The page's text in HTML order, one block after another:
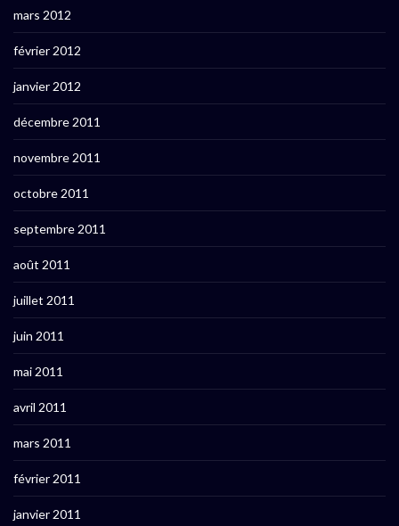
mars 2012
février 2012
janvier 2012
décembre 2011
novembre 2011
octobre 2011
septembre 2011
août 2011
juillet 2011
juin 2011
mai 2011
avril 2011
mars 2011
février 2011
janvier 2011